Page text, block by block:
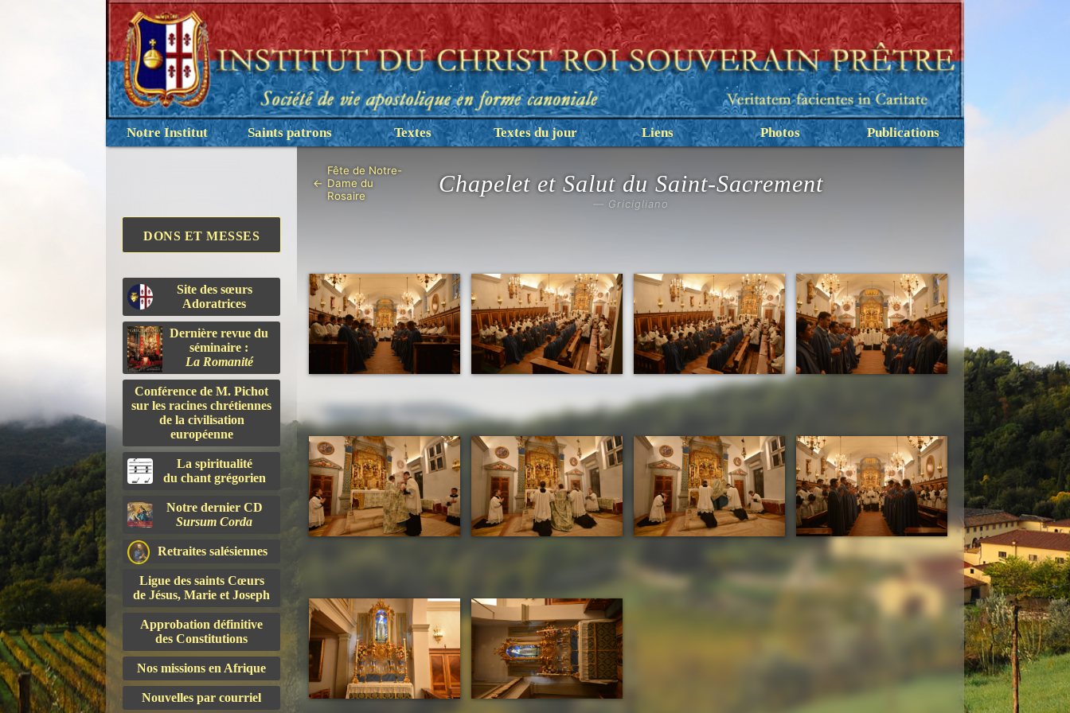
Notre Institut Saints patrons Textes Textes du jour Liens Photos Publications
DONS ET MESSES
Site des sœurs
Adoratrices
Dernière revue du
séminaire :
La Romanité
Conférence de M. Pichot
sur les racines chrétiennes
de la civilisation
européenne
La spiritualité
du chant grégorien
Notre dernier CD
Sursum Corda
Retraites salésiennes
Ligue des saints Cœurs
de Jésus, Marie et Joseph
Approbation définitive
des Constitutions
Nos missions en Afrique
Nouvelles par courriel
←
Fête de Notre-
Dame du
Rosaire
Chapelet et Salut du Saint-Sacrement
— Gricigliano